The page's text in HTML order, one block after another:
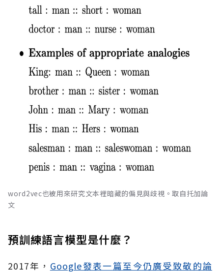
word2vec也被用來研究文本裡暗藏的偏見與歧視。取自托加論
文
預訓練語言模型是什麼？
2017年， Google發表一篇至今仍廣受致敬的論